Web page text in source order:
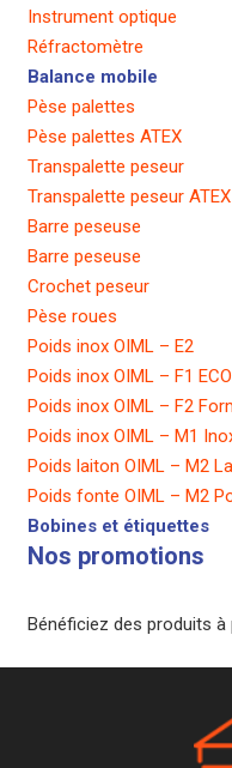
Instrument optique
Réfractomètre
Balance mobile
Pèse palettes
Pèse palettes ATEX
Transpalette peseur
Transpalette peseur ATEX
Barre peseuse
Barre peseuse
Crochet peseur
Pèse roues
Poids inox OIML – E2
Poids inox OIML – F1 ECO
Poids inox OIML – F2
Poids inox OIML – M1
Poids laiton OIML – M2
Poids fonte OIML – M2
Bobines et étiquettes
Nos promotions
Bénéficiez des produits